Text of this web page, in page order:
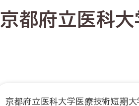
京都府立医科
京都府立医科大学医療技術短期大